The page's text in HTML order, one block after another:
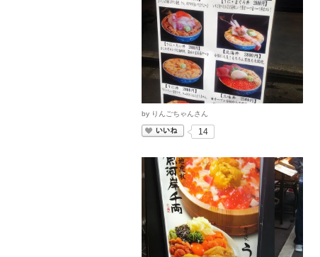
by りんごちゃんさん
いいね
14